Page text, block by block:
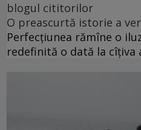
blogul cititorilor
O preascurtă istorie a
Perfecțiunea rămîne o
redefinită o dată la cîțiva